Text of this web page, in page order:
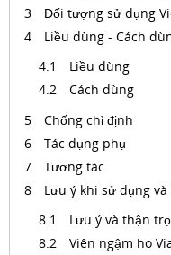
Đối tượng sử dụng
Liều dùng - Cách
Liều dùng
Cách dùng
Chống chỉ định
Tác dụng phụ
Tương tác
Lưu ý khi sử dụng
Lưu ý và thận
Viên ngậm ho